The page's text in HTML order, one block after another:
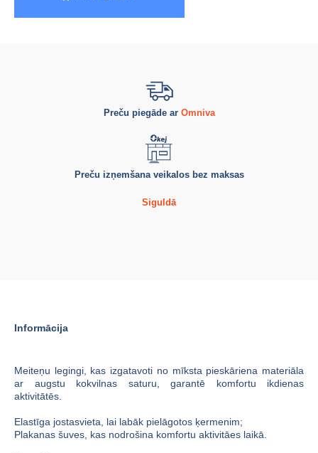
Preču piegāde ar Omniva
Preču izņemšana veikalos bez maksas
Siguldā
Informācija
Meiteņu legingi, kas izgatavoti no mīksta pieskāriena materiāla
ar augstu kokvilnas saturu, garantē komfortu ikdienas
aktivitātēs.
Elastīga jostasvieta, lai labāk pielāgotos ķermenim;
Plakanas šuves, kas nodrošina komfortu aktivitāes laikā.